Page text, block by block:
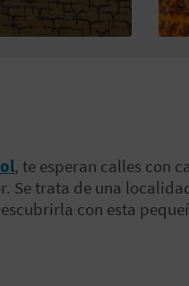
, te esperan calles con
trata de una
con esta